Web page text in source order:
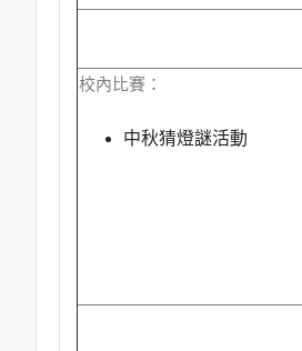
校內比賽：
中秋猜燈謎活動